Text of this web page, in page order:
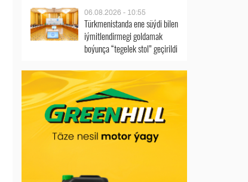
06.08.2026 - 10:55
Türkmenistanda ene süýdi bilen
iýmitlendirmegi goldamak
boýunça “tegelek stol” geçirildi